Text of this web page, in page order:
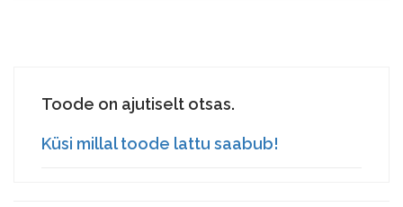
Toode on ajutiselt otsas.
Küsi millal toode lattu saabub!